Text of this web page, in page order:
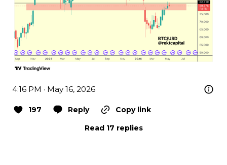
4:16 PM · May 16, 2026
197 Reply
Copy link
Read 17 replies